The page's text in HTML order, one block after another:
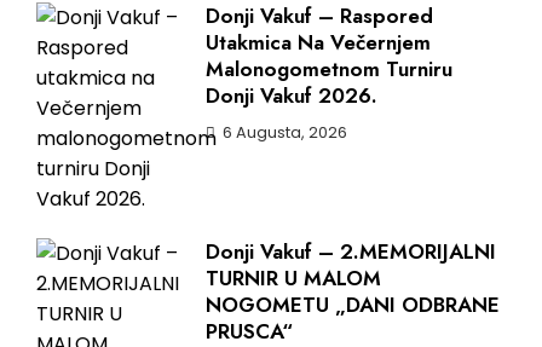
Donji Vakuf – Raspored
Utakmica Na Večernjem
Malonogometnom Turniru
Donji Vakuf 2026.
6 Augusta, 2026
Donji Vakuf – 2.MEMORIJALNI
TURNIR U MALOM
NOGOMETU „DANI ODBRANE
PRUSCA“